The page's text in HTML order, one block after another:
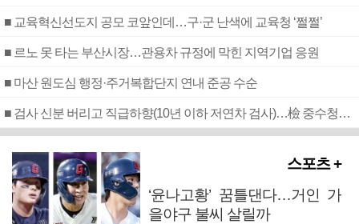
■ 교육혁신선도지 공모 코앞인데…구·군 난색에 교육청 ‘쩔쩔’
■ 르노 못 타는 부산시장…관용차 규정에 막힌 지역기업 응원
■ 마산 원도심 행정·주거복합단지 연내 준공 수순
■ 검사 신분 버리고 직급하향(10년 이하 저연차 검사)…檢 중수청행 기피
스포츠 +
‘윤나고황’ 꿈틀댄다…거인 가
을야구 불씨 살릴까